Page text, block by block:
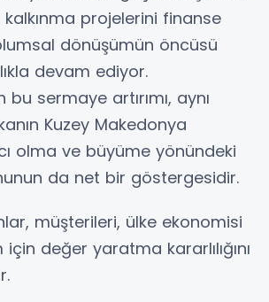
projelerini finanse
dönüşümün öncüsü
devam ediyor.
sermaye artırımı, aynı
Kuzey Makedonya
olma ve büyüme yönündeki
da net bir göstergesidir.
müşterileri, ülke ekonomisi
değer yaratma kararlılığını